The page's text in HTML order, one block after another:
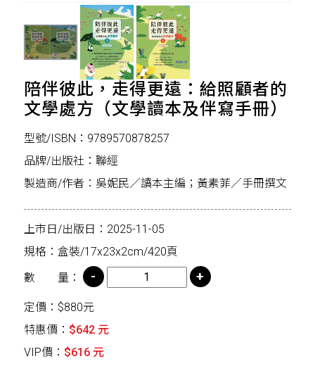
陪伴彼此，走得更遠：給照顧者的
文學處方（文學讀本及伴寫手冊）
型號/ISBN：9789570878257
品牌/出版社：聯經
製造商/作者：吳妮民／讀本主編；黃素菲／手冊撰文
上市日/出版日：2025-11-05
規格：盒裝/17x23x2cm/420頁
數 量：
定價：$880元
特惠價： $642 元
VIP價： $616 元